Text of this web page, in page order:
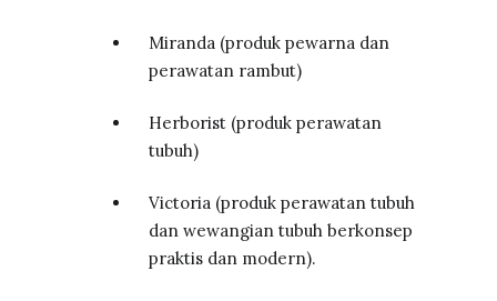
Miranda (produk pewarna dan
perawatan rambut)
Herborist (produk perawatan
tubuh)
Victoria (produk perawatan tubuh
dan wewangian tubuh berkonsep
praktis dan modern).